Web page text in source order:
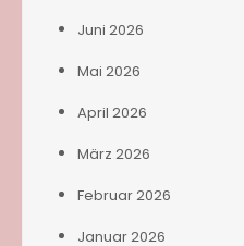
Juni 2026
Mai 2026
April 2026
März 2026
Februar 2026
Januar 2026